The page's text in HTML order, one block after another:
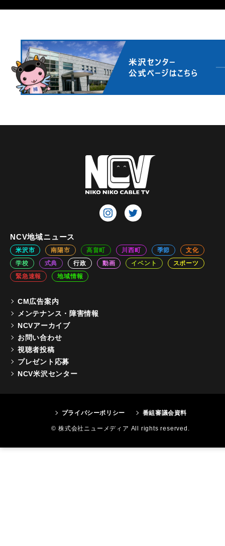
NCV地域ニュース
米沢市 南陽市 高畠町 川西町 季節
文化
学校
式典 行政 動画 イベント
スポーツ
緊急速報
地域情報
CM広告案内
メンテナンス・障害情報
NCVアーカイブ
お問い合わせ
視聴者投稿
プレゼント応募
NCV米沢センター
プライバシーポリシー 番組審議会資料
© 株式会社ニューメディア All rights reserved.